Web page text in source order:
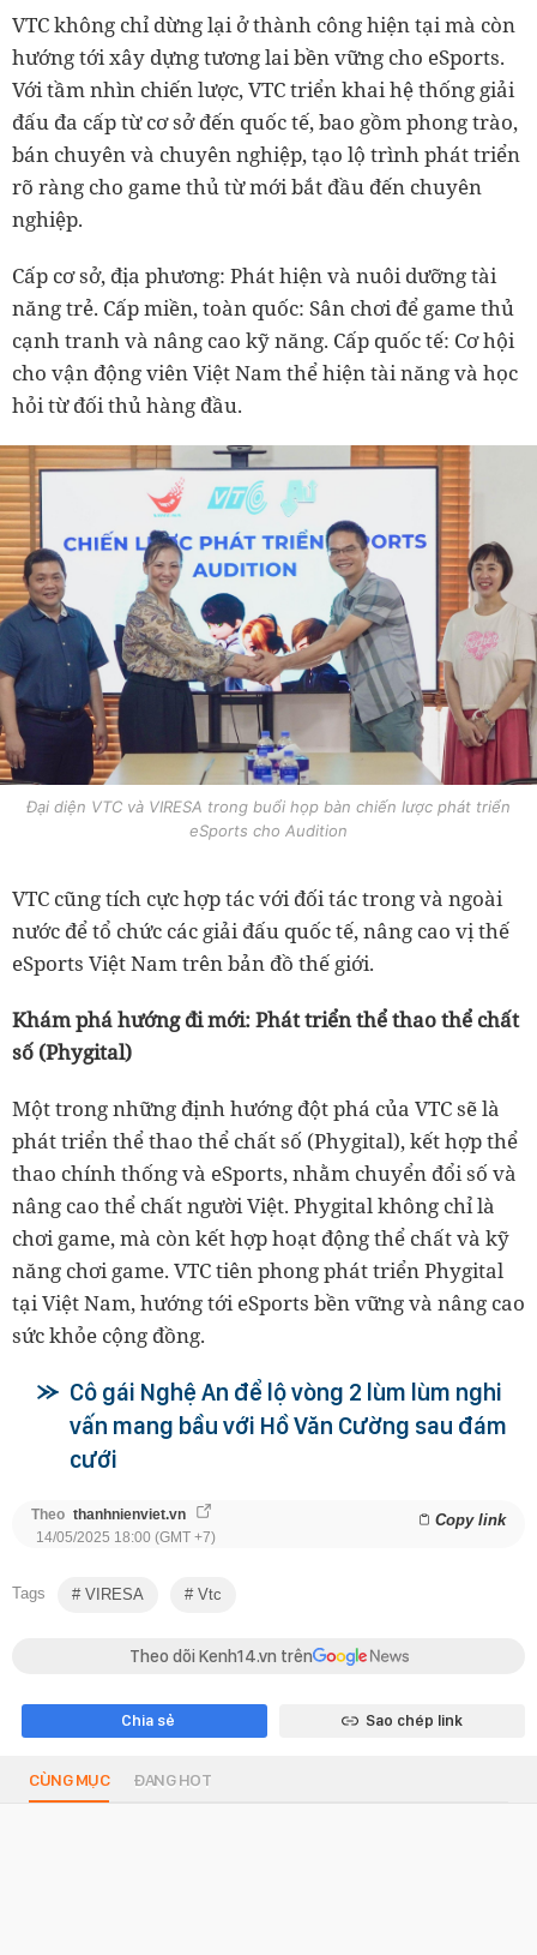
VTC không chỉ dừng lại ở thành công hiện tại mà còn
hướng tới xây dựng tương lai bền vững cho eSports.
Với tầm nhìn chiến lược, VTC triển khai hệ thống giải
đấu đa cấp từ cơ sở đến quốc tế, bao gồm phong trào,
bán chuyên và chuyên nghiệp, tạo lộ trình phát triển
rõ ràng cho game thủ từ mới bắt đầu đến chuyên
nghiệp.
Cấp cơ sở, địa phương: Phát hiện và nuôi dưỡng tài
năng trẻ. Cấp miền, toàn quốc: Sân chơi để game thủ
cạnh tranh và nâng cao kỹ năng. Cấp quốc tế: Cơ hội
cho vận động viên Việt Nam thể hiện tài năng và học
hỏi từ đối thủ hàng đầu.
Đại diện VTC và VIRESA trong buổi họp bàn chiến lược phát triển
eSports cho Audition
VTC cũng tích cực hợp tác với đối tác trong và ngoài
nước để tổ chức các giải đấu quốc tế, nâng cao vị thế
eSports Việt Nam trên bản đồ thế giới.
Khám phá hướng đi mới: Phát triển thể thao thể chất
số (Phygital)
Một trong những định hướng đột phá của VTC sẽ là
phát triển thể thao thể chất số (Phygital), kết hợp thể
thao chính thống và eSports, nhằm chuyển đổi số và
nâng cao thể chất người Việt. Phygital không chỉ là
chơi game, mà còn kết hợp hoạt động thể chất và kỹ
năng chơi game. VTC tiên phong phát triển Phygital
tại Việt Nam, hướng tới eSports bền vững và nâng cao
sức khỏe cộng đồng.
Cô gái Nghệ An để lộ vòng 2 lùm lùm nghi
vấn mang bầu với Hồ Văn Cường sau đám
cưới
Theo thanhnienviet.vn Copy link
14/05/2025 18:00 (GMT +7)
Tags VIRESA Vtc
Theo dõi Kenh14.vn trên
Chia sẻ Sao chép link
CÙNG MỤC ĐANG HOT